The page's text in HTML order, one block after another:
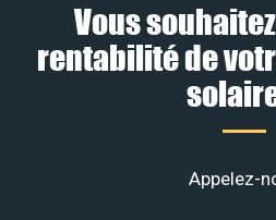
Vous
rentabilité de
Appelez-